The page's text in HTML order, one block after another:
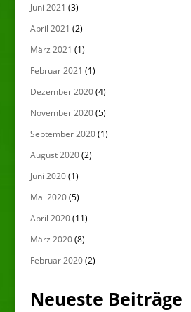
Juni 2021 (3)
April 2021 (2)
März 2021 (1)
Februar 2021 (1)
Dezember 2020(4)
November 2020(5)
September 2020(1)
August 2020(2)
Juni 2020(1)
Mai 2020(5)
April 2020(11)
März 2020(8)
Februar 2020(2)
Neueste Beiträge